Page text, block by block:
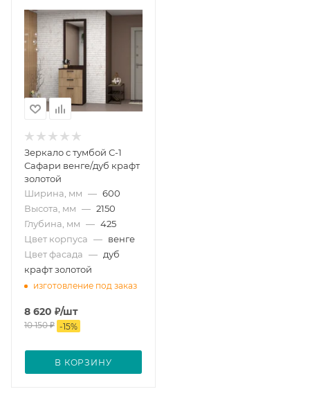
Зеркало с тумбой С-1
Сафари венге/дуб крафт
золотой
Ширина, мм — 600
Высота, мм — 2150
Глубина, мм — 425
Цвет корпуса — венге
Цвет фасада — дуб
крафт золотой
изготовление под заказ
8 620 ₽/шт
10 150₽ -15%
В КОРЗИНУ